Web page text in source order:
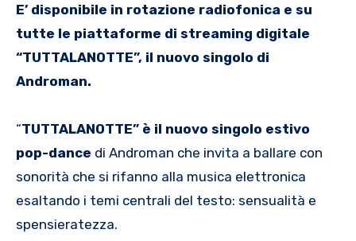
E’ disponibile in rotazione radiofonica e su
tutte le piattaforme di streaming digitale
“TUTTALANOTTE”, il nuovo singolo di
Androman.
“TUTTALANOTTE” è il nuovo singolo estivo
pop-dance di Androman che invita a ballare con
sonorità che si rifanno alla musica elettronica
esaltando i temi centrali del testo: sensualità e
spensieratezza.